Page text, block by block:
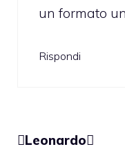
un formato
Rispondi
Leonardo